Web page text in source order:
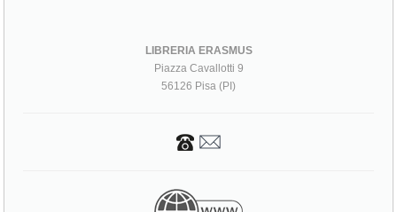
LIBRERIA ERASMUS
Piazza Cavallotti 9
56126 Pisa (PI)